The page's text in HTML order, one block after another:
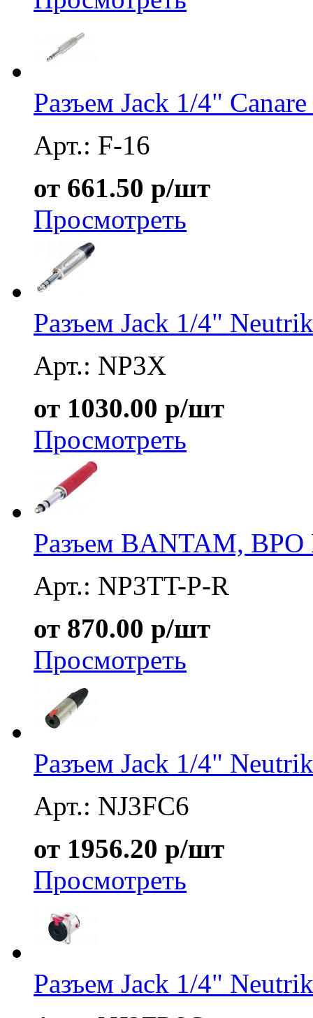
Разъем Jack 1/4"
Арт.: F-16
от 661.50 р/шт
Просмотреть
Разъем Jack 1/4"
Арт.: NP3X
от 1030.00 р/шт
Просмотреть
Разъем BANTAM,
Арт.: NP3TT-P-R
от 870.00 р/шт
Просмотреть
Разъем Jack 1/4"
Арт.: NJ3FC6
от 1956.20 р/шт
Просмотреть
Разъем Jack 1/4"